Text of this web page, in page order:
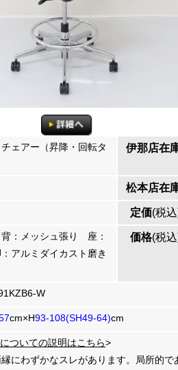
ェアー（昇降・回転タ
伊那店在
松本店在
定価(税
：メッシュ張り 座：
アルミダイカスト磨き
価格(税
W
cm×H93-108(SH49-64)cm
ついての説明はこちら>
にわずかなスレがあります。局所的で